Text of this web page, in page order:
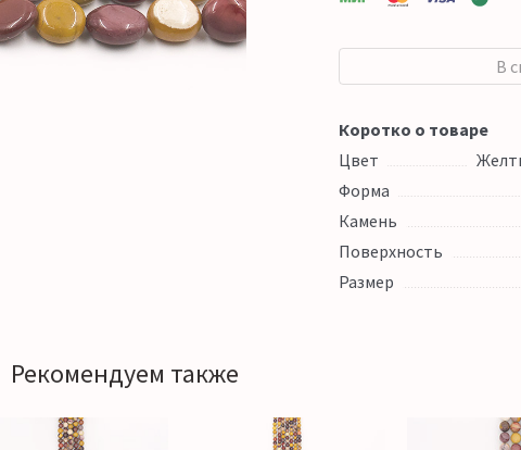
В
Коротко о товаре
Цвет
Форма
Камень
Поверхность
Размер
Рекомендуем также